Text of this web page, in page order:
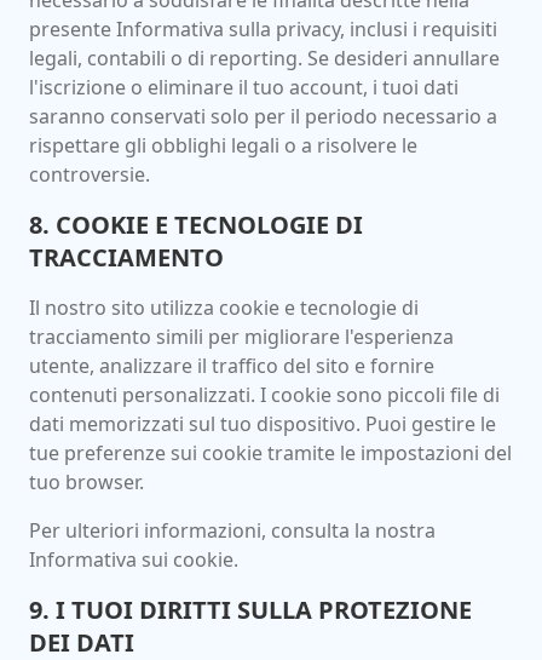
presente Informativa sulla privacy, inclusi i requisiti
legali, contabili o di reporting. Se desideri annullare
l'iscrizione o eliminare il tuo account, i tuoi dati
saranno conservati solo per il periodo necessario a
rispettare gli obblighi legali o a risolvere le
controversie.
8. COOKIE E TECNOLOGIE DI
TRACCIAMENTO
Il nostro sito utilizza cookie e tecnologie di
tracciamento simili per migliorare l'esperienza
utente, analizzare il traffico del sito e fornire
contenuti personalizzati. I cookie sono piccoli file di
dati memorizzati sul tuo dispositivo. Puoi gestire le
tue preferenze sui cookie tramite le impostazioni del
tuo browser.
Per ulteriori informazioni, consulta la nostra
Informativa sui cookie.
9. I TUOI DIRITTI SULLA PROTEZIONE
DEI DATI